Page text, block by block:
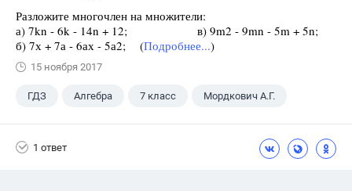
Разложите многочлен на множители:
а) 7kn - 6k - 14n + 12; в) 9m2 - 9mn - 5m + 5n;
б) 7х + 7а - 6ах - 5а2; (Подробнее...)
15 ноября 2017
ГДЗ Алгебра 7 класс Мордкович А.Г.
1 ответ